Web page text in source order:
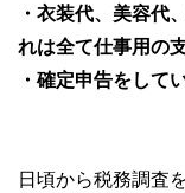
・衣装代、美容代
れは全て仕事用の
・確定申告をして
日頃から税務調査